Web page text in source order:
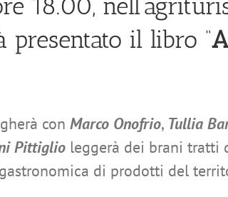
18.00,
presentato il libro “
con Marco Onofrio, Tullia
Pittiglio leggerà dei brani tratti
di prodotti del